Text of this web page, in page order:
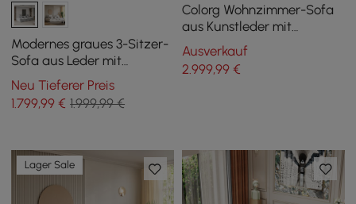
Modernes graues 3-Sitzer-
Sofa aus Leder mit
verstellbarer Rückenlehne,
2780 mm, Segelboot
Neu Tieferer Preis
1.799,99 € 1.999,99 €
Colorg Wohnzimmer-Sofa
aus Kunstleder mit
Einzelsofa und
Doppelcouch 3 Stück
Ausverkauf
2.999,99€
Lager Sale